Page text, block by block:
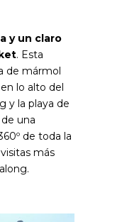
y un claro
. Esta
de mármol
lo alto del
y la playa de
una
de toda la
más